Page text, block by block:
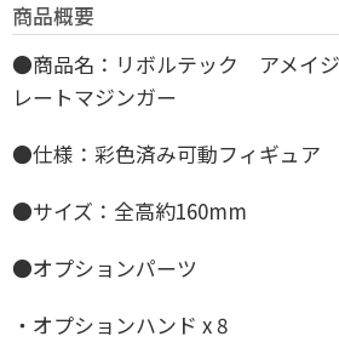
商品概要
●商品名：リボルテック アメイ
レートマジンガー
●仕様：彩色済み可動フィギュア
●サイズ：全高約160mm
●オプションパーツ
・オプションハンド x 8